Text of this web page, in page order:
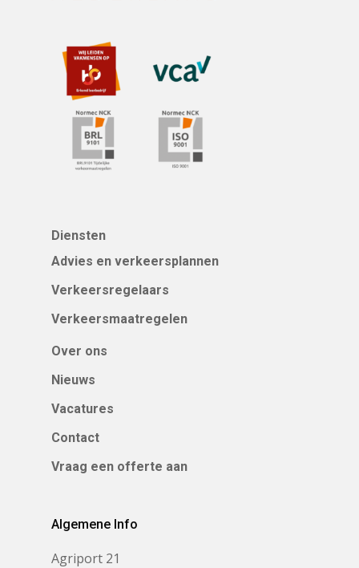
Diensten
Advies en verkeersplannen
Verkeersregelaars
Verkeersmaatregelen
Over ons
Nieuws
Vacatures
Contact
Vraag een offerte aan
Algemene Info
Agriport 21